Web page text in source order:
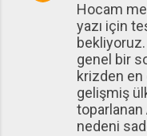
Hocam
yazı için
bekliyoruz.
genel bir
krizden en
gelişmiş
toparlanan
nedeni